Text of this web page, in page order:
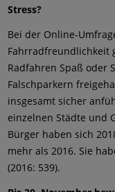
Stress?
Bei der Online-
Fahrradfreundlichkeit
Radfahren Spaß oder
Falschparkern
insgesamt sicher
einzelnen Städte und
Bürger haben sich
mehr als 2016. Sie
(2016: 539).